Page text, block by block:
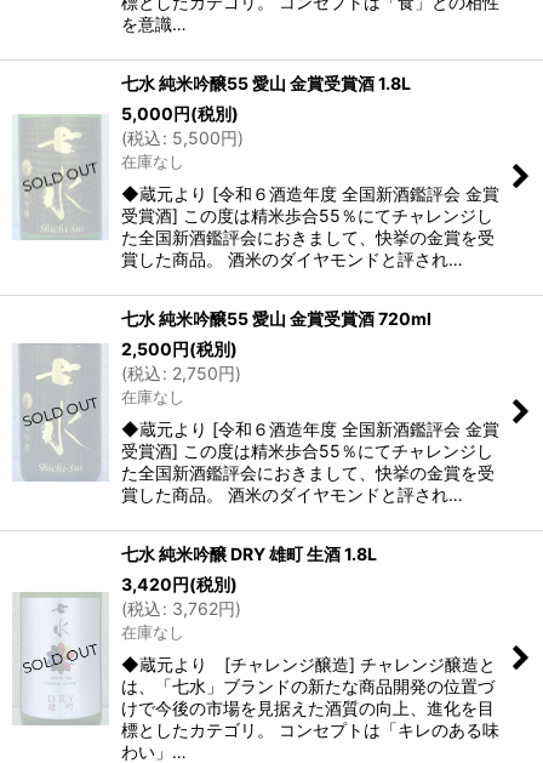
を意識…
七水 純米吟醸55 愛山 金賞受賞酒 1.8L
5,000円(税別)
(税込: 5,500円)
在庫なし
◆蔵元より [令和６酒造年度 全国新酒鑑評会 金賞
受賞酒] この度は精米歩合55％にてチャレンジし
た全国新酒鑑評会におきまして、快挙の金賞を受
賞した商品。 酒米のダイヤモンドと評され…
七水 純米吟醸55 愛山 金賞受賞酒 720ml
2,500円(税別)
(税込: 2,750円)
在庫なし
◆蔵元より [令和６酒造年度 全国新酒鑑評会 金賞
受賞酒] この度は精米歩合55％にてチャレンジし
た全国新酒鑑評会におきまして、快挙の金賞を受
賞した商品。 酒米のダイヤモンドと評され…
七水 純米吟醸 DRY 雄町 生酒 1.8L
3,420円(税別)
(税込: 3,762円)
在庫なし
◆蔵元より [チャレンジ醸造] チャレンジ醸造と
は、「七水」ブランドの新たな商品開発の位置づ
けで今後の市場を見据えた酒質の向上、進化を目
標としたカテゴリ。 コンセプトは「キレのある味
わい」…